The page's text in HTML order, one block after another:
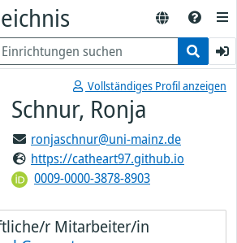
Vollständiges Profil anzeigen
Schnur, Ronja
ronjaschnur@uni-mainz.de
https://catheart97.github.io
0009-0000-3878-8903
r Mitarbeiter/in